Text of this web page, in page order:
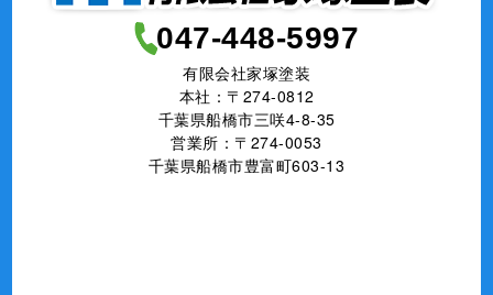
047-448-5997
有限会社家塚塗装
本社：〒274-0812
千葉県船橋市三咲4-8-35
営業所：〒274-0053
千葉県船橋市豊富町603-13